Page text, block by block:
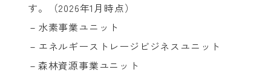
す。（2026年1月時点）
－水素事業ユニット
－エネルギーストレージビジネスユニット
－森林資源事業ユニット